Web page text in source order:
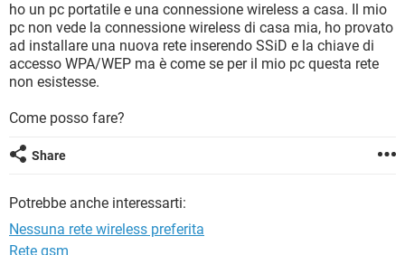
HARDWARE
INSTAGRAM WHATSAPP
TIKTOK FACEBOOK
HARDWARE
iOS WINDOWS 10
INSTAGRAM WHATSAPP
TIKTOK
HARDWARE
ho un pc portatile e una connessione wireless a casa. Il mio
pc non vede la connessione wireless di casa mia, ho provato
ad installare una nuova rete inserendo SSiD e la chiave di
accesso WPA/WEP ma è come se per il mio pc questa rete
non esistesse.
Come posso fare?
Share
Potrebbe anche interessarti:
Nessuna rete wireless preferita
Rete gsm